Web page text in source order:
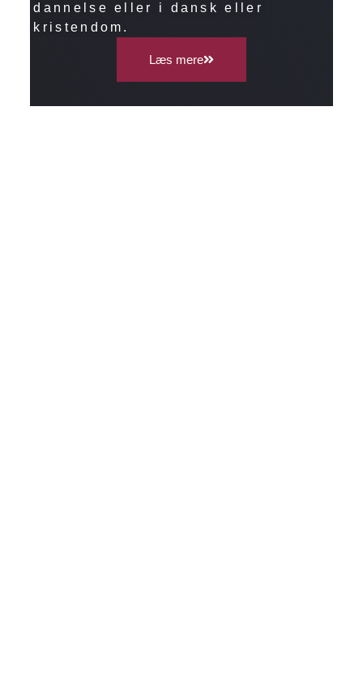
dannelse eller i dansk eller
kristendom.
Læs mere